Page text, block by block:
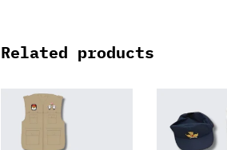
Related products